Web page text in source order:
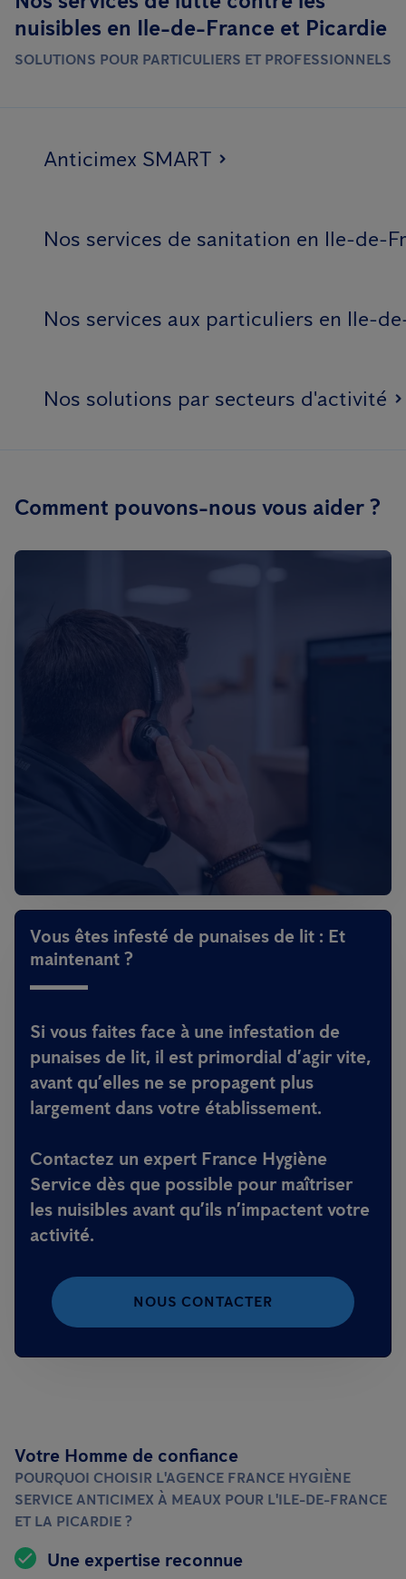
nuisibles en Ile-de-France et Picardie
SOLUTIONS POUR PARTICULIERS ET PROFESSIONNELS
Anticimex SMART
Nos services de sanitation en Ile-de-
Nos services aux particuliers en Ile-
Nos solutions par secteurs d'activité
Comment pouvons-nous vous aider ?
Vous êtes infesté de punaises de lit : Et
maintenant ?
Si vous faites face à une infestation de
punaises de lit, il est primordial d’agir vite,
avant qu’elles ne se propagent plus
largement dans votre établissement.
Contactez un expert France Hygiène
Service dès que possible pour maîtriser
les nuisibles avant qu’ils n’impactent votre
activité.
NOUS CONTACTER
Votre Homme de confiance
POURQUOI CHOISIR L'AGENCE FRANCE HYGIÈNE
SERVICE ANTICIMEX À MEAUX POUR L'ILE-DE-FRANCE
ET LA PICARDIE ?
Une expertise reconnue